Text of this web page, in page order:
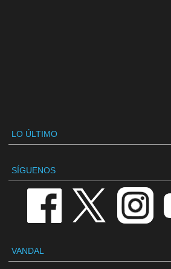
LO ÚLTIMO
SÍGUENOS
VANDAL